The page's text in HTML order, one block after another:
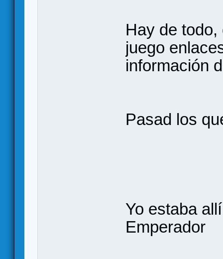
Hay de
juego
información
Pasad los
Yo estaba
Emperador